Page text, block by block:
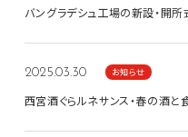
バングラデシュ工場の新設・開
2025.03.30 お知らせ
西宮酒ぐらルネサンス・春の酒